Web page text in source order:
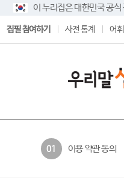
이 누리집은 대한민국 공
집필 참여하기 사전 통계 어
01 이용 약관 동의